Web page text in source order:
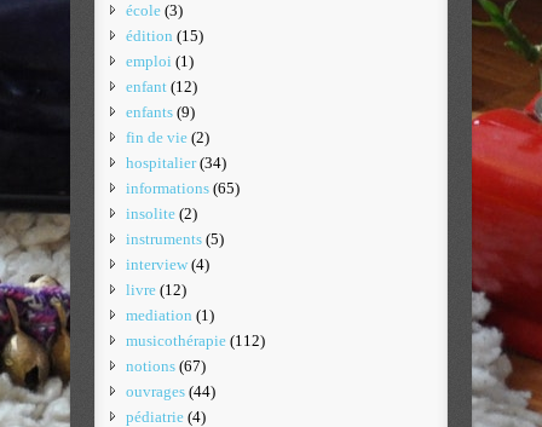
école (3)
édition (15)
emploi (1)
enfant (12)
enfants (9)
fin de vie (2)
hospitalier(34)
informations (65)
insolite (2)
instruments (5)
interview (4)
livre (12)
mediation (1)
musicothérapie (112)
notions (67)
ouvrages (44)
pédiatrie (4)